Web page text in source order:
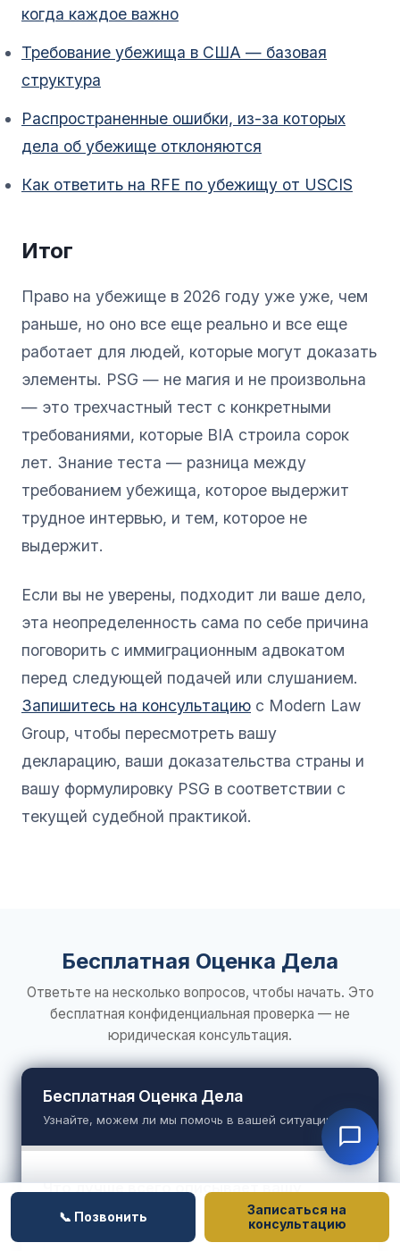
когда каждое важно
Требование убежища в США — базовая
структура
Распространенные ошибки, из-за которых
дела об убежище отклоняются
Как ответить на RFE по убежищу от USCIS
Итог
Право на убежище в 2026 году уже уже, чем
раньше, но оно все еще реально и все еще
работает для людей, которые могут доказать
элементы. PSG — не магия и не произвольна
— это трехчастный тест с конкретными
требованиями, которые BIA строила сорок
лет. Знание теста — разница между
требованием убежища, которое выдержит
трудное интервью, и тем, которое не
выдержит.
Если вы не уверены, подходит ли ваше дело,
эта неопределенность сама по себе причина
поговорить с иммиграционным адвокатом
перед следующей подачей или слушанием.
Запишитесь на консультацию с Modern Law
Group, чтобы пересмотреть вашу
декларацию, ваши доказательства страны и
вашу формулировку PSG в соответствии с
текущей судебной практикой.
Бесплатная Оценка Дела
Ответьте на несколько вопросов, чтобы начать. Это
бесплатная конфиденциальная проверка — не
юридическая консультация.
Бесплатная Оценка Дела
Узнайте, можем ли мы помочь в вашей ситуации
Что лучше всего описывает вашу
ситуацию?
📞 Позвонить
Записаться на
консультацию